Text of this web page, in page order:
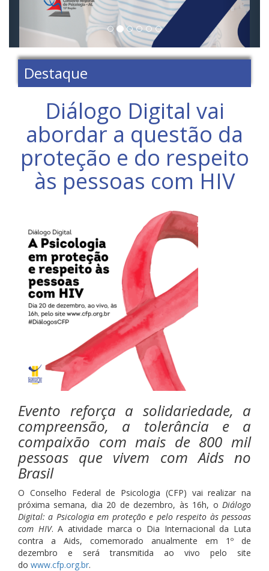
Destaque
Diálogo Digital vai
abordar a questão da
proteção e do respeito
às pessoas com HIV
Evento reforça a solidariedade, a
compreensão, a tolerância e a
compaixão com mais de 800 mil
pessoas que vivem com Aids no
Brasil
O Conselho Federal de Psicologia (CFP) vai realizar na
próxima semana, dia 20 de dezembro, às 16h, o Diálogo
Digital: a Psicologia em proteção e pelo respeito às pessoas
com HIV. A atividade marca o Dia Internacional da Luta
contra a Aids, comemorado anualmente em 1º de
dezembro e será transmitida ao vivo pelo site
do www.cfp.org.br.